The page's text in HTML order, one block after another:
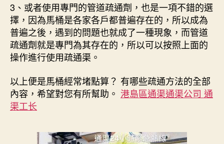
3、或者使用專門的管道疏通劑，也是一項不錯的選
擇，因為馬桶是各家各戶都普遍存在的，所以成為
普遍之後，遇到的問題也就成了一種現象，而管道
疏通劑就是專門為其存在的，所以可以按照上面的
操作進行使用疏通渠。
以上便是馬桶經常堵點算？ 有哪些疏通方法的全部
內容，希望對您有所幫助。 港島區通渠通渠公司 通
渠工长